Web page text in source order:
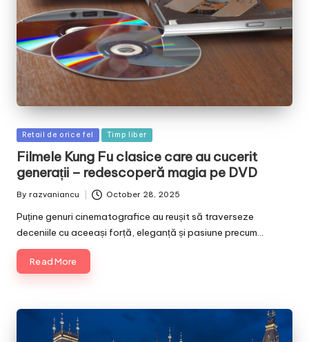
Posted
in
Retail de orice fel Timp liber
Filmele Kung Fu clasice care au cucerit
generații – redescoperă magia pe DVD
Posted
By razvaniancu October 28, 2025
Puține genuri cinematografice au reușit să traverseze
deceniile cu aceeași forță, eleganță și pasiune precum…
Read More